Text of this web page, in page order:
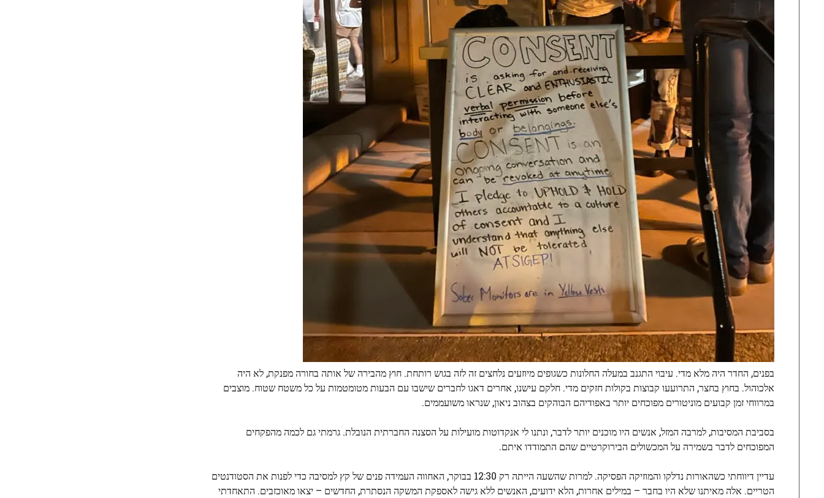
בפנים, החדר היה מלא מדי. עיבוי התגנב במעלה החלונות כשגופים מיוזעים נלחצים זה לזה בגוש רותחת. חוץ מהבירה של אותה בחורה מפנקת, לא היה
אלכוהול. בחוץ בחצר, התרועעו קבוצות בקולות חזקים מדי. חלקם עישנו, אחרים דאגו לחברים שישבו עם הבעות מטומטמות על כל משטח שטוח. מוצבים
במרווחי זמן קבועים מוניטורים מפוכחים יותר באפודיהם הבוהקים בצהוב ניאון, שנראו משועממים.
בסביבת המסיבות, למרבה המזל, אנשים היו מוכנים יותר לדבר, ונתנו לי אנקדוטות מועילות על הסצנה החברתית הנובלת. גרמתי גם לכמה מהפקחים
המפוכחים לדבר בשמירה על המכשולים הבירוקרטיים שהם התמודדו איתם.
עדיין דיווחתי כשהאורות נדלקו והמוזיקה הפסיקה. למרות שהשעה הייתה רק 12:30 בבוקר, האחווה העמידה פנים של קץ למסיבה כדי לפנות את הסטודנטים
הטריים. אלה מאיתנו שלא היו בחבר – במילים אחרות, הלא ידועים, האנשים ללא גישה לאספקת המשקה הנסתרת, החדשים – יצאו מאוכזבים. התאחדתי